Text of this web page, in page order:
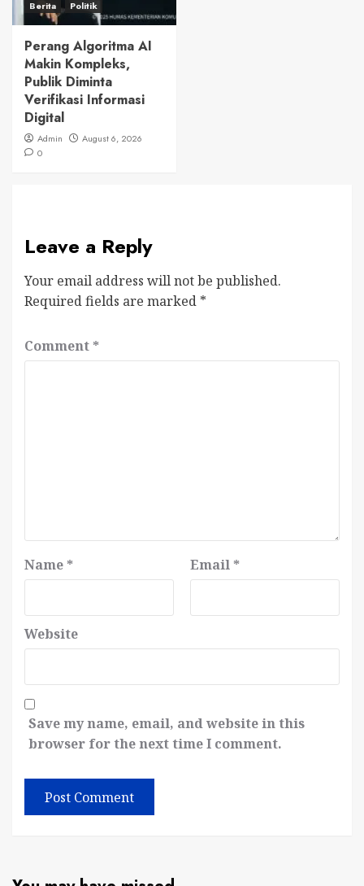
Berita Politik
Perang Algoritma AI
Makin Kompleks,
Publik Diminta
Verifikasi Informasi
Digital
Admin
August 6, 2026
0
Leave a Reply
Your email address will not be published.
Required fields are marked *
Comment *
Name * Email *
Website
Save my name, email, and website in this
browser for the next time I comment.